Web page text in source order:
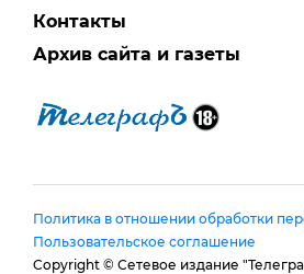
Контакты
Архив сайта и газеты
Политика в отношении обработки
Пользовательское соглашение
Copyright © Сетевое издание